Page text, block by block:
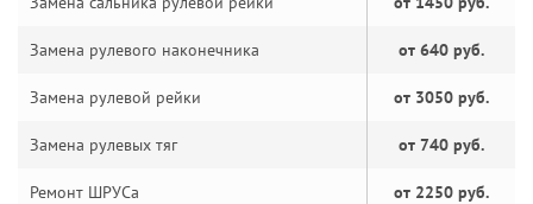
Замена рулевого наконечника от 640 руб.
Замена рулевой рейки от 3050 руб.
Замена рулевых тяг от 740 руб.
Ремонт ШРУСа от 2250 руб.